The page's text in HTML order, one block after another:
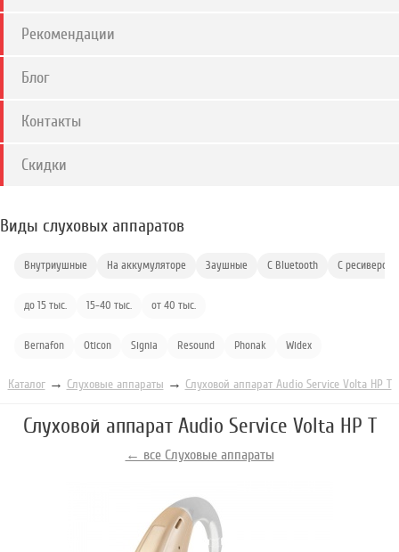
Рекомендации
Блог
Контакты
Скидки
Виды слуховых аппаратов
Внутриушные На аккумуляторе Заушные С Bluetooth С ресивером
до 15 тыс. 15-40 тыс. от 40 тыс.
Bernafon Oticon Signia Resound Phonak Widex
Каталог→ Слуховые аппараты → Слуховой аппарат Audio Serviсe Volta HP T
Слуховой аппарат Audio Serviсe Volta HP T
← все Слуховые аппараты